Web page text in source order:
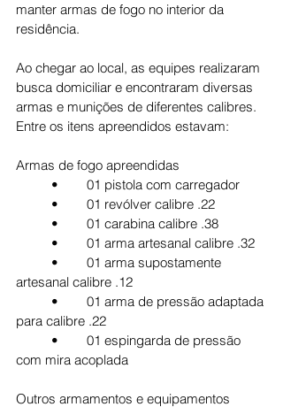
manter armas de fogo no interior da
residência.
Ao chegar ao local, as equipes realizaram
busca domiciliar e encontraram diversas
armas e munições de diferentes calibres.
Entre os itens apreendidos estavam:
Armas de fogo apreendidas
	•	01 pistola com carregador
	•	01 revólver calibre .22
	•	01 carabina calibre .38
	•	01 arma artesanal calibre .32
artesanal calibre .12
para calibre .22
com mira acoplada
Outros armamentos e equipamentos